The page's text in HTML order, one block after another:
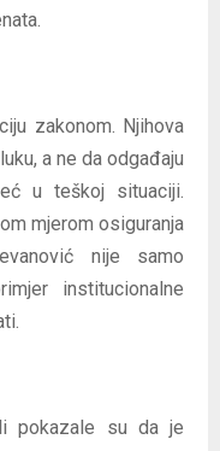
zakonom. Njihova
a ne da odgađaju
u teškoj situaciji.
mjerom osiguranja
nije samo
institucionalne
pokazale su da je